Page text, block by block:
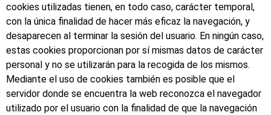
cookies utilizadas tienen, en todo caso, carácter temporal,
con la única finalidad de hacer más eficaz la navegación, y
desaparecen al terminar la sesión del usuario. En ningún caso,
estas cookies proporcionan por sí mismas datos de carácter
personal y no se utilizarán para la recogida de los mismos.
Mediante el uso de cookies también es posible que el
servidor donde se encuentra la web reconozca el navegador
utilizado por el usuario con la finalidad de que la navegación